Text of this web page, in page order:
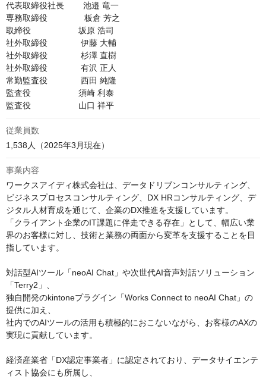
代表取締役社長        池邉 竜一
専務取締役　　　     板倉 芳之
取締役                    坂原 浩司
社外取締役              伊藤 大輔
社外取締役              杉澤 直樹
社外取締役              有沢 正人
常勤監査役              西田 純隆
監査役                    須崎 利泰
監査役                    山口 祥平
従業員数
1,538人（2025年3月現在）
事業内容
ワークスアイディ株式会社は、データドリブンコンサルティング、
ビジネスプロセスコンサルティング、DX HRコンサルティング、デ
ジタル人材育成を通じて、企業のDX推進を支援しています。
「クライアント企業のIT課題に伴走できる存在」として、幅広い業
界のお客様に対し、技術と業務の両面から変革を支援することを目
指しています。
対話型AIツール「neoAI Chat」や次世代AI音声対話ソリューション
「Terry2」、
独自開発のkintoneプラグイン「Works Connect to neoAI Chat」の
提供に加え、
社内でのAIツールの活用も積極的におこないながら、お客様のAXの
実現に貢献しています。
経済産業省「DX認定事業者」に認定されており、データサイエンテ
ィスト協会にも所属し、